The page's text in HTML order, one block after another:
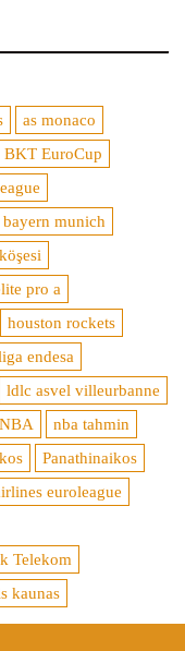
as monaco
BKT EuroCup
munich
pro a
houston rockets
endesa
ldlc asvel villeurbanne
NBA
nba tahmin
Panathinaikos
euroleague
Telekom
kaunas